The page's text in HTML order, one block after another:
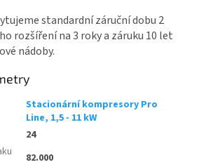
standardní záruční dobu 2
rozšíření na 3 roky a záruku 10 let
nádoby.
Stacionární kompresory Pro
Line, 1,5 - 11 kW
24
82.000